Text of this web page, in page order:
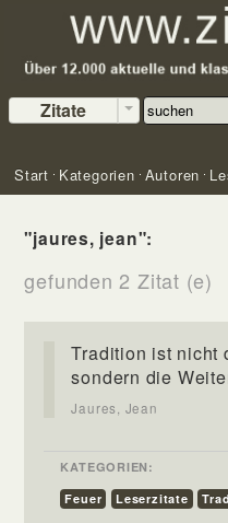
Zitate
Start Kategorien Autoren
"jaures, jean":
gefunden 2 Zitat (e)
Tradition ist nicht
sondern die
Jaures, Jean
KATEGORIEN:
Feuer
Leserzitate